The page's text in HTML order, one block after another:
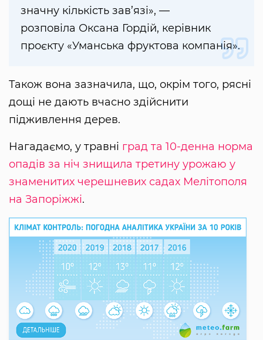
значну кількість зав’язі», —
розповіла Оксана Гордій, керівник
проєкту «Уманська фруктова компанія».
Також вона зазначила, що, окрім того, рясні
дощі не дають вчасно здійснити
підживлення дерев.
Нагадаємо, у травні град та 10-денна норма
опадів за ніч знищила третину урожаю у
знаменитих черешневих садах Мелітополя
на Запоріжжі.